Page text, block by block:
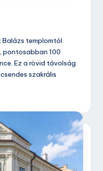
Balázs templomtól
pontosabban 100
Ez a rövid távolság
szakrális